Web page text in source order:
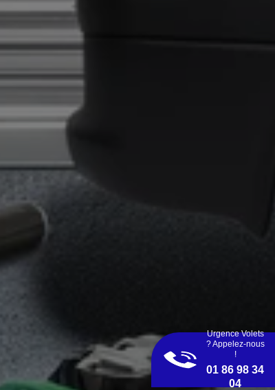
Urgence Volets
? Appelez-nous
!
01 86 98 34
04